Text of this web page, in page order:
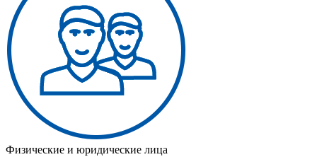
Физические и юридические лица